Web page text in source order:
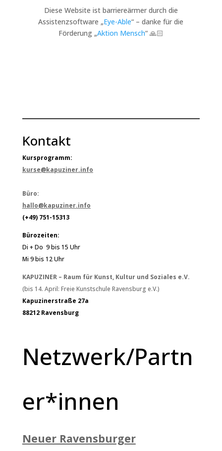
Diese Website ist barriereärmer durch die
Assistenzsoftware „Eye-Able“ – danke für die
Förderung „Aktion Mensch“ 🙏🏻
Kontakt
Kursprogramm:
kurse@kapuziner.info
Büro:
hallo@kapuziner.info
(+49) 751-15313
Bürozeiten:
Di + Do 9 bis 15 Uhr
Mi 9 bis 12 Uhr
KAPUZINER – Raum für Kunst, Kultur und Soziales e.V.
(bis 14. April: Freie Kunstschule Ravensburg e.V.)
Kapuzinerstraße 27a
88212 Ravensburg
Netzwerk/Partn
er*innen
Neuer Ravensburger